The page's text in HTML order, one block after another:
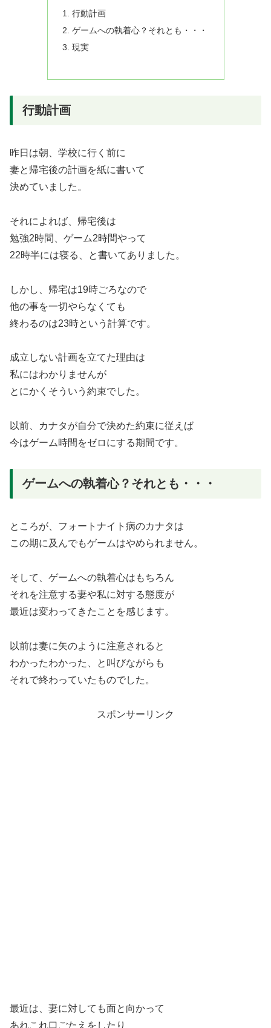
行動計画
ゲームへの執着心？それとも・・・
現実
行動計画
昨日は朝、学校に行く前に
妻と帰宅後の計画を紙に書いて
決めていました。
それによれば、帰宅後は
勉強2時間、ゲーム2時間やって
22時半には寝る、と書いてありました。
しかし、帰宅は19時ごろなので
他の事を一切やらなくても
終わるのは23時という計算です。
成立しない計画を立てた理由は
私にはわかりませんが
とにかくそういう約束でした。
以前、カナタが自分で決めた約束に従えば
今はゲーム時間をゼロにする期間です。
ゲームへの執着心？それとも・・・
ところが、フォートナイト病のカナタは
この期に及んでもゲームはやめられません。
そして、ゲームへの執着心はもちろん
それを注意する妻や私に対する態度が
最近は変わってきたことを感じます。
以前は妻に矢のように注意されると
わかったわかった、と叫びながらも
それで終わっていたものでした。
スポンサーリンク
最近は、妻に対しても面と向かって
あれこれ口ごたえをしたり